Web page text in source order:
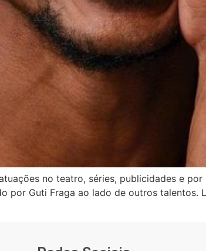
no teatro, séries, publicidades e
por Guti Fraga ao lado de outros talentos.